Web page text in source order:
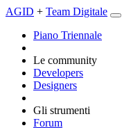
AGID + Team Digitale
Piano Triennale
Le community
Developers
Designers
Gli strumenti
Forum